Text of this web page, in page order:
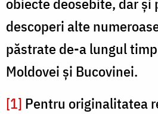
descoperi alte
păstrate de-a lungul
Moldovei și Bucovinei.
[1] Pentru originalitatea